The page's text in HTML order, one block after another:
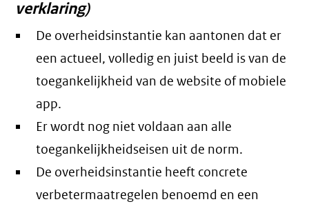
verklaring)
De overheidsinstantie kan aantonen dat er
een actueel, volledig en juist beeld is van de
toegankelijkheid van de website of mobiele
app.
Er wordt nog niet voldaan aan alle
toegankelijkheidseisen uit de norm.
De overheidsinstantie heeft concrete
verbetermaatregelen benoemd en een